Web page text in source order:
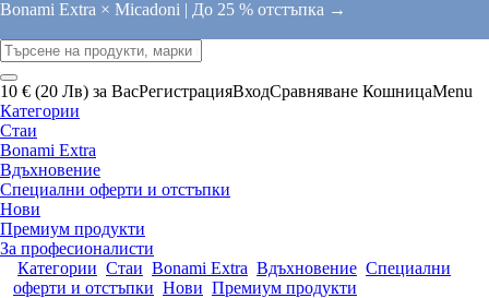
Bonami Extra × Micadoni | До 25 % отстъпка →
10 € (20 Лв) за ВасРегистрацияВходСравняване КошницаMenu
Категории
Стаи
Bonami Extra
Вдъхновение
Специални оферти и отстъпки
Нови
Премиум продукти
За професионалисти
Категории Стаи Bonami Extra Вдъхновение Специални
оферти и отстъпки Нови Премиум продукти